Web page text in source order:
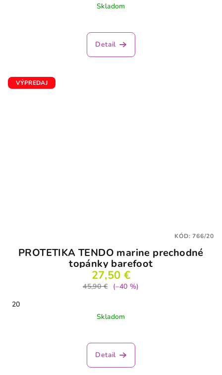
Skladom
Detail
VÝPREDAJ
PROTETIKA TENDO marine prechodné
topánky barefoot
27,50 €
45,90 €
(–40 %)
20
Skladom
Detail
KÓD:766/20